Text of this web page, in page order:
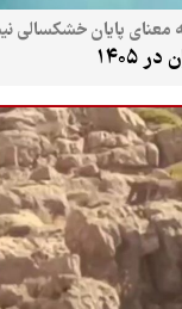
پایان خشکسالی نیست؟